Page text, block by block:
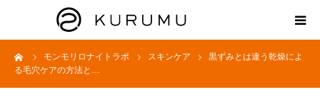
モンモリロナイトラボ スキンケア
黒ずみとは違う乾燥によ
る毛穴ケアの方法と…
HOME